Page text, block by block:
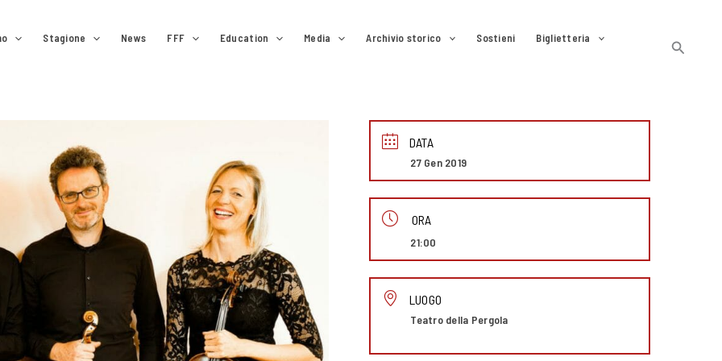
Stagione News FFF Education Media Archivio storico Sostieni
Biglietteria
Cerca
DATA
27 Gen 2019
ORA
21:00
LUOGO
Teatro della Pergola